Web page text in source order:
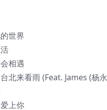
世界
相遇
北来看雨 (Feat. James (杨
上你